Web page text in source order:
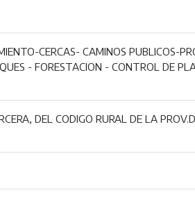
CERCAS- CAMINOS PUBLICOS-
- FORESTACION - CONTROL DE
DEL CODIGO RURAL DE LA